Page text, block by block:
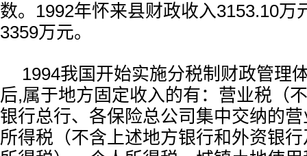
数。1992年怀来县财政收入3153.10万
3359万元。
1994我国开始实施分税制财政管理
后,属于地方固定收入的有：营业税（
银行总行、各保险总公司集中交纳的
所得税（不含上述地方银行和外资银